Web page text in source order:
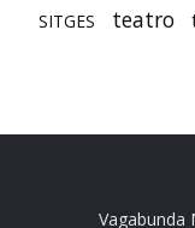
SITGES teatro
Vagabunda